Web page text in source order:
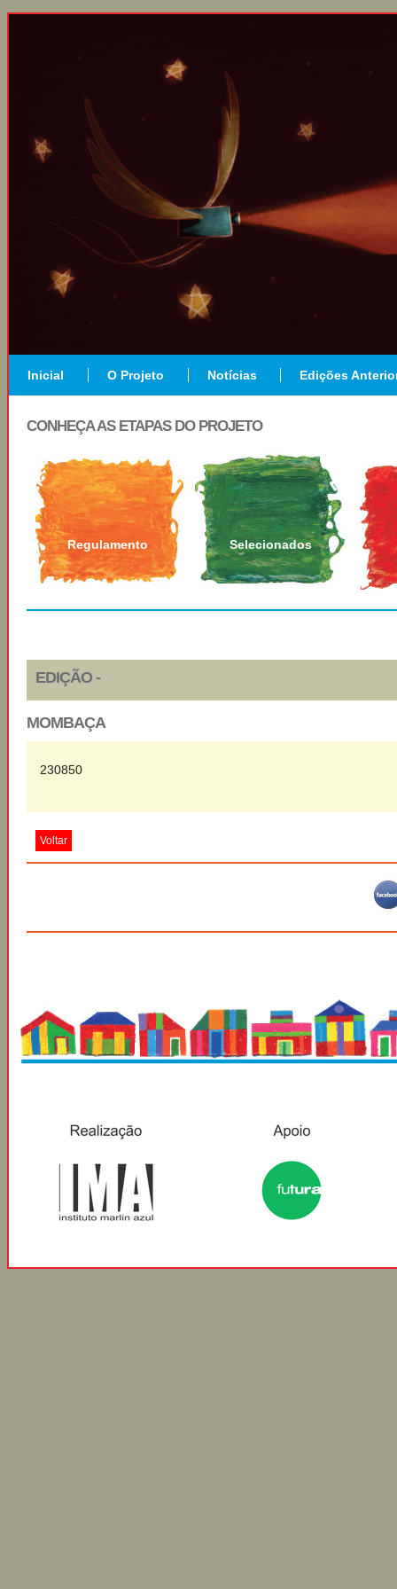
Inicial O Projeto Notícias Edições
CONHEÇA AS ETAPAS DO PROJETO
Regulamento Selecionados
EDIÇÃO -
MOMBAÇA
230850
Voltar